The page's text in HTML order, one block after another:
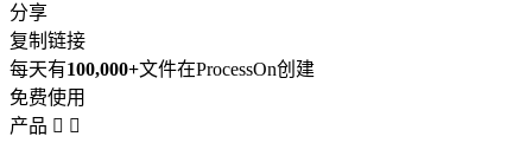
分享
复制链接
每天有100,000+文件在ProcessOn创建
免费使用
产品  